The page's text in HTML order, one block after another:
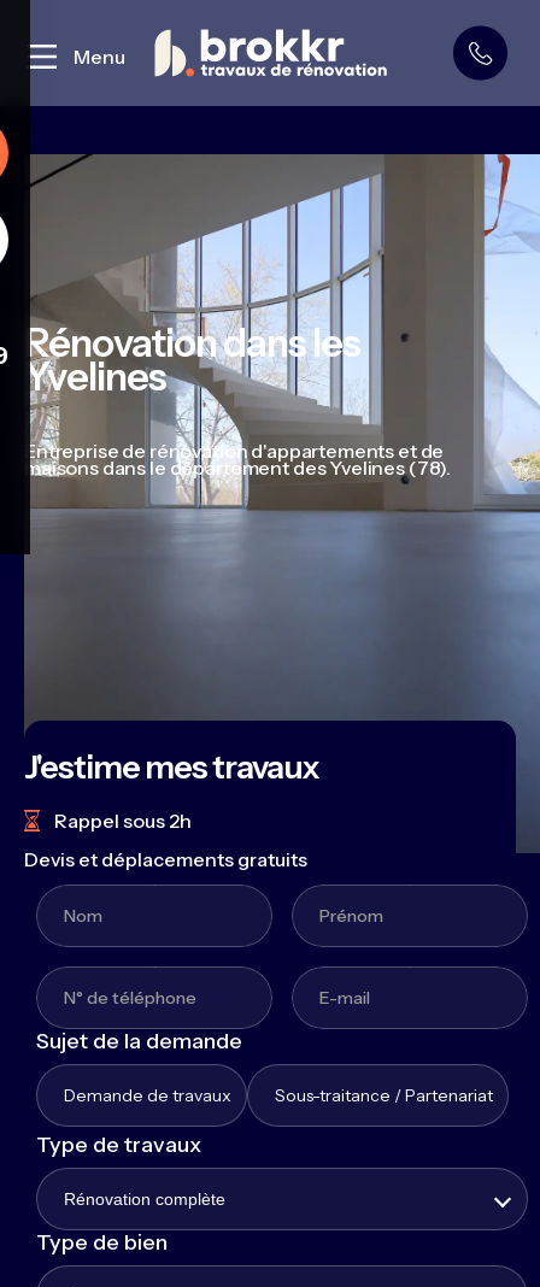
Curage et démolition
Menu
Rénovation dans les
Yvelines
Entreprise de rénovation d'appartements et de
maisons dans le département des Yvelines (78).
J'estime mes travaux
Rappel sous 2h
Devis et déplacements gratuits
Sujet de la demande
Demande de travaux Sous-traitance / Partenariat
Type de travaux
Rénovation complète
Type de bien